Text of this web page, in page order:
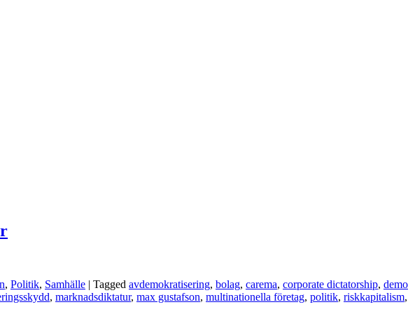
, Politik, Samhälle | Tagged avdemokratisering, bolag, carema, corporate dictatorship,
, marknadsdiktatur, max gustafson, multinationella företag, politik, riskkapitalism